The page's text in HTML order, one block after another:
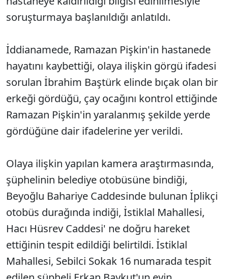
soruşturmaya başlanıldığı anlatıldı.
İddianamede, Ramazan Pişkin'in hastanede
hayatını kaybettiği, olaya ilişkin görgü ifadesi
sorulan İbrahim Baştürk elinde bıçak olan bir
erkeği gördüğü, çay ocağını kontrol ettiğinde
Ramazan Pişkin'in yaralanmış şekilde yerde
gördüğüne dair ifadelerine yer verildi.
Olaya ilişkin yapılan kamera araştırmasında,
şüphelinin belediye otobüsüne bindiği,
Beyoğlu Bahariye Caddesinde bulunan İplikçi
otobüs durağında indiği, İstiklal Mahallesi,
Hacı Hüsrev Caddesi' ne doğru hareket
ettiğinin tespit edildiği belirtildi. İstiklal
Mahallesi, Sebilci Sokak 16 numarada tespit